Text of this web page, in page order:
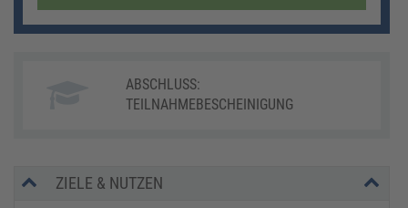
ABSCHLUSS:
TEILNAHMEBESCHEINIGUNG
ZIELE & NUTZEN